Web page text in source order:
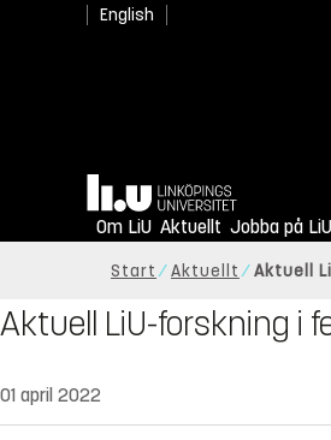
English
Hem
Om LiU Aktuellt Jobba på LiU
Start Aktuellt Aktuell
Aktuell LiU-forskning i
01 april 2022